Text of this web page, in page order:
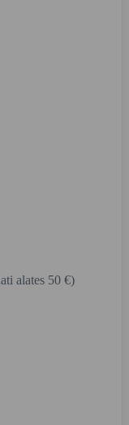
alates 50 €)